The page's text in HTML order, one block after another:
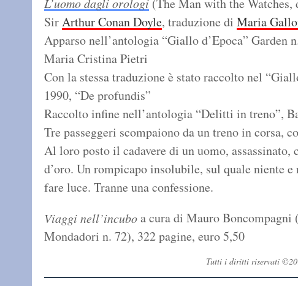
L’uomo dagli orologi (The Man with the
SirArthur Conan Doyle, traduzione di Maria
Apparso nell’antologia “Giallo d’Epoca” Garden
Maria Cristina Pietri
Con la stessa traduzione è stato raccolto nel
1990, “De profundis”
Raccolto infine nell’antologia “Delitti in treno”,
Tre passeggeri scompaiono da un treno in corsa,
Al loro posto il cadavere di un uomo, assassinato,
d’oro. Un rompicapo insolubile, sul quale niente e
fare luce. Tranne una confessione.
Viaggi nell’incuboa cura di Mauro
Mondadori n. 72), 322 pagine, euro 5,50
Tutti i diritti riservati